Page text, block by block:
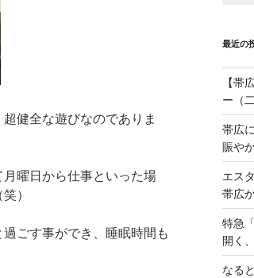
健全な遊びなのでありま
曜日から仕事といった場
）
ごす事ができ、睡眠時間も
最近の
【帯
ー（
帯広
賑や
エス
帯広
特急
開く
なる